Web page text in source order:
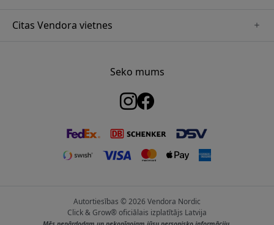
Citas Vendora vietnes
www.plaud.se
Seko mums
Autortiesības © 2026 Vendora Nordic
Click & Grow® oficiālais izplatītājs Latvija